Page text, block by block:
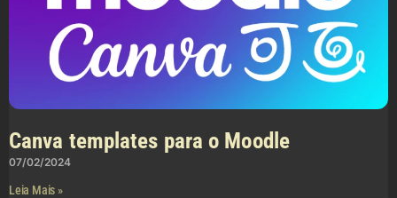
Canva templates para o Moodle
07/02/2024
Leia Mais »